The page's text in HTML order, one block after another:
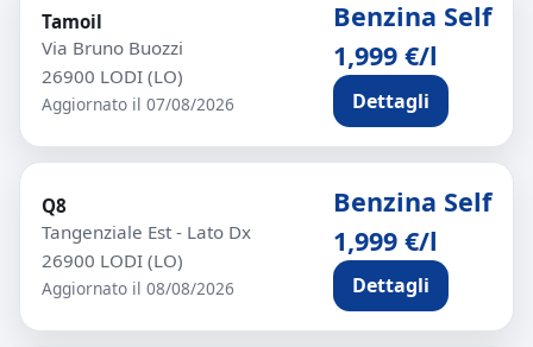
Tamoil
Via Bruno Buozzi
26900 LODI (LO)
Aggiornato il 07/08/2026
Benzina Self
1,999 €/l
Dettagli
Q8
Tangenziale Est - Lato Dx
26900 LODI (LO)
Aggiornato il 08/08/2026
Benzina Self
1,999 €/l
Dettagli